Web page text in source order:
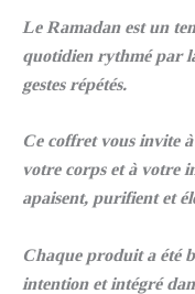
Le Ramadan est un
quotidien rythmé par
gestes répétés.
Ce coffret vous invite
votre corps et à votre
apaisent, purifient et
Chaque produit a été
intention et intégré